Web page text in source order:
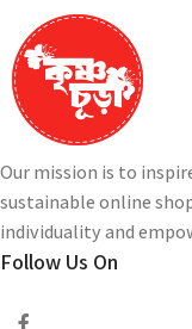
Our mission is to
sustainable online
individuality and
Follow Us On